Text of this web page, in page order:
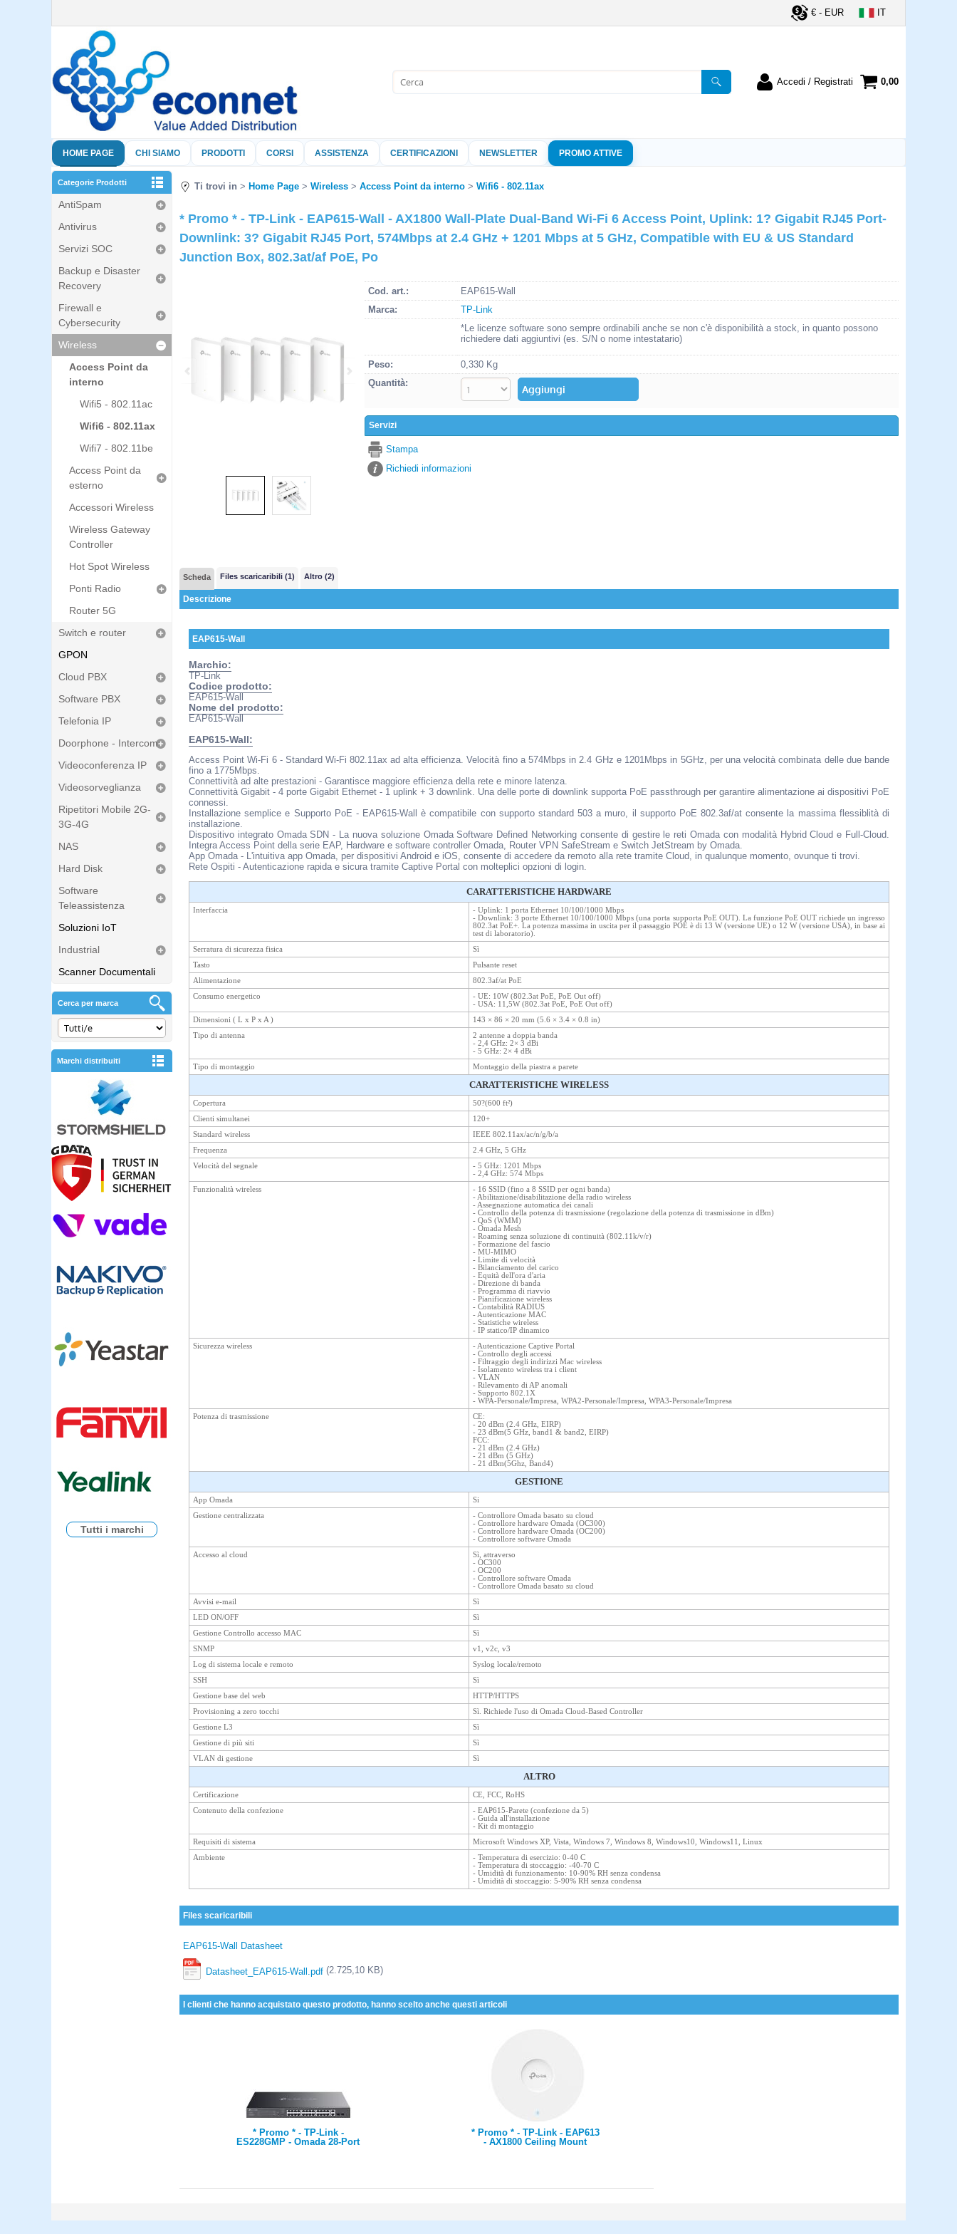
€ - EUR IT
Accedi / Registrati
nome utente e la password e poi
clicca sul pulsante "Accedi"
Password:
Hai perso la password?
0,00
HOME PAGE CHI SIAMO PRODOTTI CORSI ASSISTENZA CERTIFICAZIONI NEWSLETTER PROMO ATTIVE
Categorie Prodotti
AntiSpam
Antivirus
Servizi SOC
Backup e Disaster
Recovery
Firewall e
Cybersecurity
Wireless
Access Point da
interno
Wifi5 - 802.11ac
Wifi6 - 802.11ax
Wifi7 - 802.11be
Access Point da
esterno
Accessori Wireless
Wireless Gateway
Controller
Hot Spot Wireless
Ponti Radio
Router 5G
Switch e router
GPON
Cloud PBX
Software PBX
Telefonia IP
Doorphone - Intercom
Videoconferenza IP
Videosorveglianza
Ripetitori Mobile 2G-
3G-4G
NAS
Hard Disk
Software
Teleassistenza
Soluzioni IoT
Industrial
Scanner Documentali
Cerca per marca
Marchi distribuiti
Tutti i marchi
Ti trovi in Home Page Wireless Access Point da interno Wifi6 - 802.11ax
* Promo * - TP-Link - EAP615-Wall - AX1800 Wall-Plate Dual-Band Wi-Fi 6 Access Point, Uplink: 1? Gigabit RJ45 Port-
Downlink: 3? Gigabit RJ45 Port, 574Mbps at 2.4 GHz + 1201 Mbps at 5 GHz, Compatible with EU & US Standard
Junction Box, 802.3at/af PoE, Po
Cod. art.:
EAP615-Wall
Marca:
TP-Link
*Le licenze software sono sempre ordinabili anche se non c'è disponibilità a stock, in quanto possono
richiedere dati aggiuntivi (es. S/N o nome intestatario)
Peso:
0,330 Kg
Quantità:
Servizi
Stampa
Richiedi informazioni
Scheda Files scaricaribili (1) Altro (2)
Descrizione
EAP615-Wall
Marchio:
TP-Link
Codice prodotto:
EAP615-Wall
Nome del prodotto:
EAP615-Wall
EAP615-Wall:
Access Point Wi-Fi 6 - Standard Wi-Fi 802.11ax ad alta efficienza. Velocità fino a 574Mbps in 2.4 GHz e 1201Mbps in 5GHz, per una velocità combinata delle due bande
fino a 1775Mbps.
Connettività ad alte prestazioni - Garantisce maggiore efficienza della rete e minore latenza.
Connettività Gigabit - 4 porte Gigabit Ethernet - 1 uplink + 3 downlink. Una delle porte di downlink supporta PoE passthrough per garantire alimentazione ai dispositivi PoE
connessi.
Installazione semplice e Supporto PoE - EAP615-Wall è compatibile con supporto standard 503 a muro, il supporto PoE 802.3af/at consente la massima flessiblità di
installazione.
Dispositivo integrato Omada SDN - La nuova soluzione Omada Software Defined Networking consente di gestire le reti Omada con modalità Hybrid Cloud e Full-Cloud.
Integra Access Point della serie EAP, Hardware e software controller Omada, Router VPN SafeStream e Switch JetStream by Omada.
App Omada - L'intuitiva app Omada, per dispositivi Android e iOS, consente di accedere da remoto alla rete tramite Cloud, in qualunque momento, ovunque ti trovi.
Rete Ospiti - Autenticazione rapida e sicura tramite Captive Portal con molteplici opzioni di login.
CARATTERISTICHE HARDWARE
Interfaccia
- Uplink: 1 porta Ethernet 10/100/1000 Mbps
- Downlink: 3 porte Ethernet 10/100/1000 Mbps (una porta supporta PoE OUT). La funzione PoE OUT richiede un ingresso
802.3at PoE+. La potenza massima in uscita per il passaggio POE è di 13 W (versione UE) o 12 W (versione USA), in base ai
test di laboratorio).
Serratura di sicurezza fisica
Sì
Tasto
Pulsante reset
Alimentazione
802.3af/at PoE
Consumo energetico
- UE: 10W (802.3at PoE, PoE Out off)
- USA: 11,5W (802.3at PoE, PoE Out off)
Dimensioni ( L x P x A )
143 × 86 × 20 mm (5.6 × 3.4 × 0.8 in)
Tipo di antenna
2 antenne a doppia banda
- 2,4 GHz: 2× 3 dBi
- 5 GHz: 2× 4 dBi
Tipo di montaggio
Montaggio della piastra a parete
CARATTERISTICHE WIRELESS
Copertura
50?(600 ft²)
Clienti simultanei
120+
Standard wireless
IEEE 802.11ax/ac/n/g/b/a
Frequenza
2.4 GHz, 5 GHz
Velocità del segnale
- 5 GHz: 1201 Mbps
- 2,4 GHz: 574 Mbps
Funzionalità wireless
- 16 SSID (fino a 8 SSID per ogni banda)
- Abilitazione/disabilitazione della radio wireless
- Assegnazione automatica dei canali
- Controllo della potenza di trasmissione (regolazione della potenza di trasmissione in dBm)
- QoS (WMM)
- Omada Mesh
- Roaming senza soluzione di continuità (802.11k/v/r)
- Formazione del fascio
- MU-MIMO
- Limite di velocità
- Bilanciamento del carico
- Equità dell'ora d'aria
- Direzione di banda
- Programma di riavvio
- Pianificazione wireless
- Contabilità RADIUS
- Autenticazione MAC
- Statistiche wireless
- IP statico/IP dinamico
Sicurezza wireless
- Autenticazione Captive Portal
- Controllo degli accessi
- Filtraggio degli indirizzi Mac wireless
- Isolamento wireless tra i client
- VLAN
- Rilevamento di AP anomali
- Supporto 802.1X
- WPA-Personale/Impresa, WPA2-Personale/Impresa, WPA3-Personale/Impresa
Potenza di trasmissione
CE:
- 20 dBm (2.4 GHz, EIRP)
- 23 dBm(5 GHz, band1 & band2, EIRP)
FCC:
- 21 dBm (2.4 GHz)
- 21 dBm (5 GHz)
- 21 dBm(5Ghz, Band4)
GESTIONE
App Omada
Si
Gestione centralizzata
- Controllore Omada basato su cloud
- Controllore hardware Omada (OC300)
- Controllore hardware Omada (OC200)
- Controllore software Omada
Accesso al cloud
Sì, attraverso
- OC300
- OC200
- Controllore software Omada
- Controllore Omada basato su cloud
Avvisi e-mail
Sì
LED ON/OFF
Sì
Gestione Controllo accesso MAC
Sì
SNMP
v1, v2c, v3
Log di sistema locale e remoto
Syslog locale/remoto
SSH
Sì
Gestione base del web
HTTP/HTTPS
Provisioning a zero tocchi
Sì. Richiede l'uso di Omada Cloud-Based Controller
Gestione L3
Sì
Gestione di più siti
Sì
VLAN di gestione
Sì
ALTRO
Certificazione
CE, FCC, RoHS
Contenuto della confezione
- EAP615-Parete (confezione da 5)
- Guida all'installazione
- Kit di montaggio
Requisiti di sistema
Microsoft Windows XP, Vista, Windows 7, Windows 8, Windows10, Windows11, Linux
Ambiente
- Temperatura di esercizio: 0-40 C
- Temperatura di stoccaggio: -40-70 C
- Umidità di funzionamento: 10-90% RH senza condensa
- Umidità di stoccaggio: 5-90% RH senza condensa
Files scaricaribili
EAP615-Wall Datasheet
Datasheet_EAP615-Wall.pdf (2.725,10 KB)
I clienti che hanno acquistato questo prodotto, hanno scelto anche questi articoli
* Promo * - TP-Link -
ES228GMP - Omada 28-Port
Gigabit SFP Ports,
* Promo * - TP-Link - EAP613
- AX1800 Ceiling Mount
and 12V DC (Power Adapter